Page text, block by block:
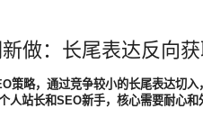
做：长尾表达反向
策略，通过竞争较小的长尾表达切
人站长和SEO新手，核心需要耐心